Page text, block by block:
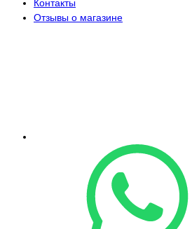
Контакты
Отзывы о магазине